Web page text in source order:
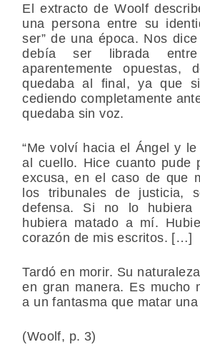
El extracto de Woolf
una persona entre su
ser” de una época. Nos
debía ser librada
aparentemente opuestas,
quedaba al final, ya que
cediendo completamente
quedaba sin voz.
“Me volví hacia el Ángel y
al cuello. Hice cuanto pude
excusa, en el caso de que
los tribunales de justicia,
defensa. Si no lo hubiera
hubiera matado a mí.
corazón de mis escritos. […]
Tardó en morir. Su
en gran manera. Es mucho
a un fantasma que matar
(Woolf, p. 3)